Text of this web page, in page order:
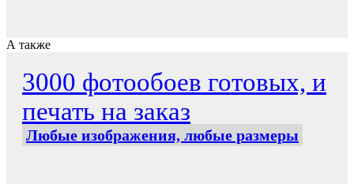
А также
3000 фотообоев готовых, и
печать на заказ
Любые изображения, любые размеры